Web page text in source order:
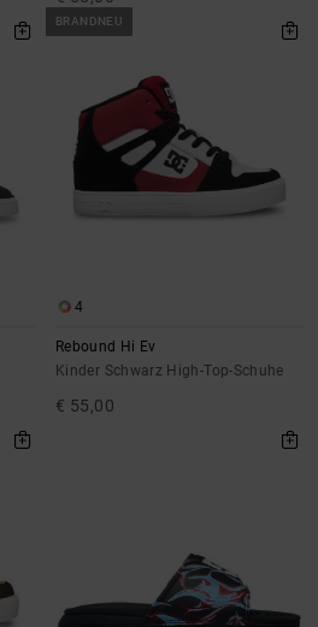
BRANDNEU
4
Rebound Hi Ev
Kinder Schwarz High-Top-Schuhe
€ 55,00